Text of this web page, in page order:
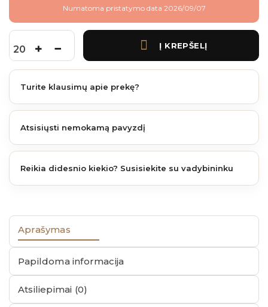
Numatoma pristatymo data 2026/09/07
produkto kiekis: James Hardie fibrocementinė plokštė LYGI faktūra 3048x1220x11
Į KREPŠELĮ
Turite klausimų apie prekę?
Atsisiųsti nemokamą pavyzdį
Reikia didesnio kiekio? Susisiekite su vadybininku
Aprašymas
Papildoma informacija
Atsiliepimai (0)